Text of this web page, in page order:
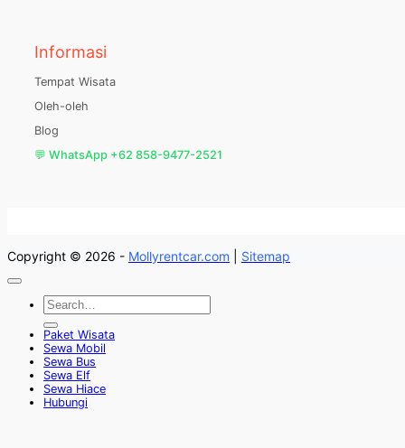
Informasi
Tempat Wisata
Oleh-oleh
Blog
💬 WhatsApp +62 858-9477-2521
Copyright © 2026 - Mollyrentcar.com Sitemap
Paket Wisata
Sewa Mobil
Sewa Bus
Sewa Elf
Sewa Hiace
Hubungi